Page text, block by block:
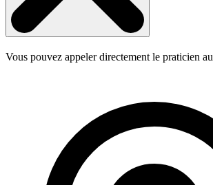
Vous pouvez appeler directement le praticien au